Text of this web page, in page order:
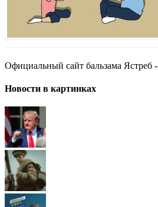
Официальный сайт бальзама Ястреб -
Новости в картинках